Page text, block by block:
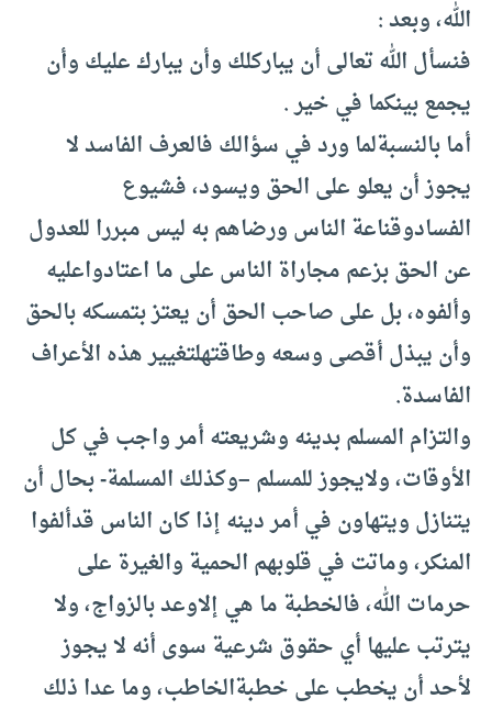
الله، وبعد:
فنسأل الله تعالى أن يباركلك وأن يبارك عليك وأن
يجمع بينكما في خير.
أما بالنسبةلما ورد في سؤالك فالعرف الفاسد لا
يجوز أن يعلو على الحق ويسود، فشيوع
الفسادوقناعة الناس ورضاهم به ليس مبررا للعدول
عن الحق بزعم مجاراة الناس على ما اعتادواعليه
وألفوه، بل على صاحب الحق أن يعتز بتمسكه بالحق
وأن يبذل أقصى وسعه وطاقتهلتغيير هذه الأعراف
الفاسدة.
والتزام المسلم بدينه وشريعته أمر واجب في كل
الأوقات، ولايجوز للمسلم –وكذلك المسلمة- بحال أن
يتنازل ويتهاون في أمر دينه إذا كان الناس قدألفوا
المنكر، وماتت في قلوبهم الحمية والغيرة على
حرمات الله، فالخطبة ما هي إلاوعد بالزواج، ولا
يترتب عليها أي حقوق شرعية سوى أنه لا يجوز
لأحد أن يخطب على خطبةالخاطب، وما عدا ذلك